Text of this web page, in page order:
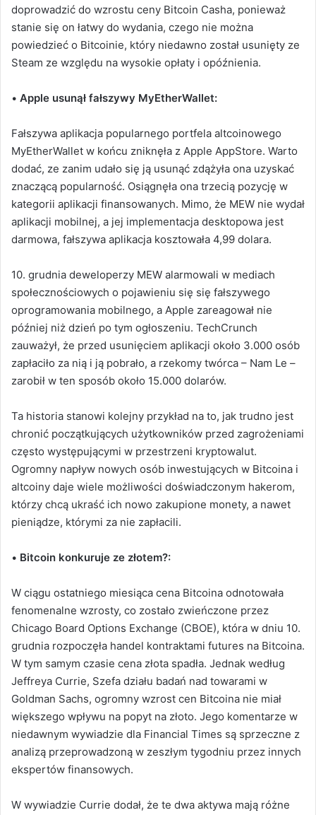
doprowadzić do wzrostu ceny Bitcoin Casha, ponieważ
stanie się on łatwy do wydania, czego nie można
powiedzieć o Bitcoinie, który niedawno został usunięty ze
Steam ze względu na wysokie opłaty i opóźnienia.
• Apple usunął fałszywy MyEtherWallet:
Fałszywa aplikacja popularnego portfela altcoinowego
MyEtherWallet w końcu zniknęła z Apple AppStore. Warto
dodać, ze zanim udało się ją usunąć zdążyła ona uzyskać
znaczącą popularność. Osiągnęła ona trzecią pozycję w
kategorii aplikacji finansowanych. Mimo, że MEW nie wydał
aplikacji mobilnej, a jej implementacja desktopowa jest
darmowa, fałszywa aplikacja kosztowała 4,99 dolara.
10. grudnia deweloperzy MEW alarmowali w mediach
społecznościowych o pojawieniu się się fałszywego
oprogramowania mobilnego, a Apple zareagował nie
później niż dzień po tym ogłoszeniu. TechCrunch
zauważył, że przed usunięciem aplikacji około 3.000 osób
zapłaciło za nią i ją pobrało, a rzekomy twórca – Nam Le –
zarobił w ten sposób około 15.000 dolarów.
Ta historia stanowi kolejny przykład na to, jak trudno jest
chronić początkujących użytkowników przed zagrożeniami
często występującymi w przestrzeni kryptowalut.
Ogromny napływ nowych osób inwestujących w Bitcoina i
altcoiny daje wiele możliwości doświadczonym hakerom,
którzy chcą ukraść ich nowo zakupione monety, a nawet
pieniądze, którymi za nie zapłacili.
• Bitcoin konkuruje ze złotem?:
W ciągu ostatniego miesiąca cena Bitcoina odnotowała
fenomenalne wzrosty, co zostało zwieńczone przez
Chicago Board Options Exchange (CBOE), która w dniu 10.
grudnia rozpoczęła handel kontraktami futures na Bitcoina.
W tym samym czasie cena złota spadła. Jednak według
Jeffreya Currie, Szefa działu badań nad towarami w
Goldman Sachs, ogromny wzrost cen Bitcoina nie miał
większego wpływu na popyt na złoto. Jego komentarze w
niedawnym wywiadzie dla Financial Times są sprzeczne z
analizą przeprowadzoną w zeszłym tygodniu przez innych
ekspertów finansowych.
W wywiadzie Currie dodał, że te dwa aktywa mają różne